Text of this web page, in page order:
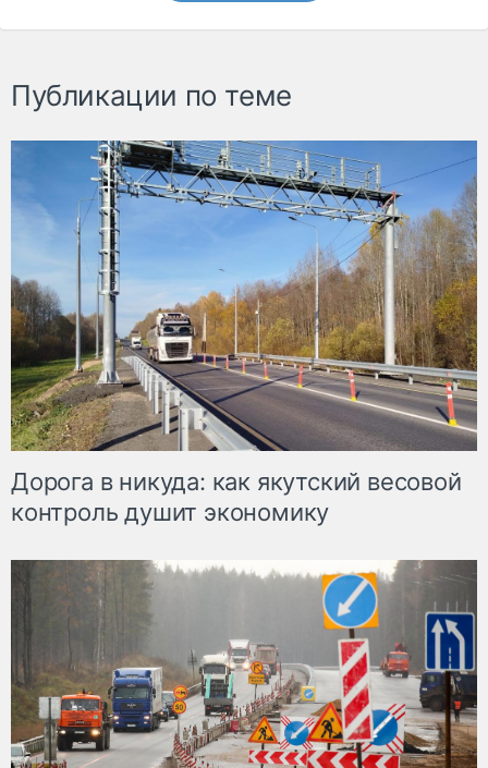
Публикации по теме
Дорога в никуда: как якутский весовой
контроль душит экономику